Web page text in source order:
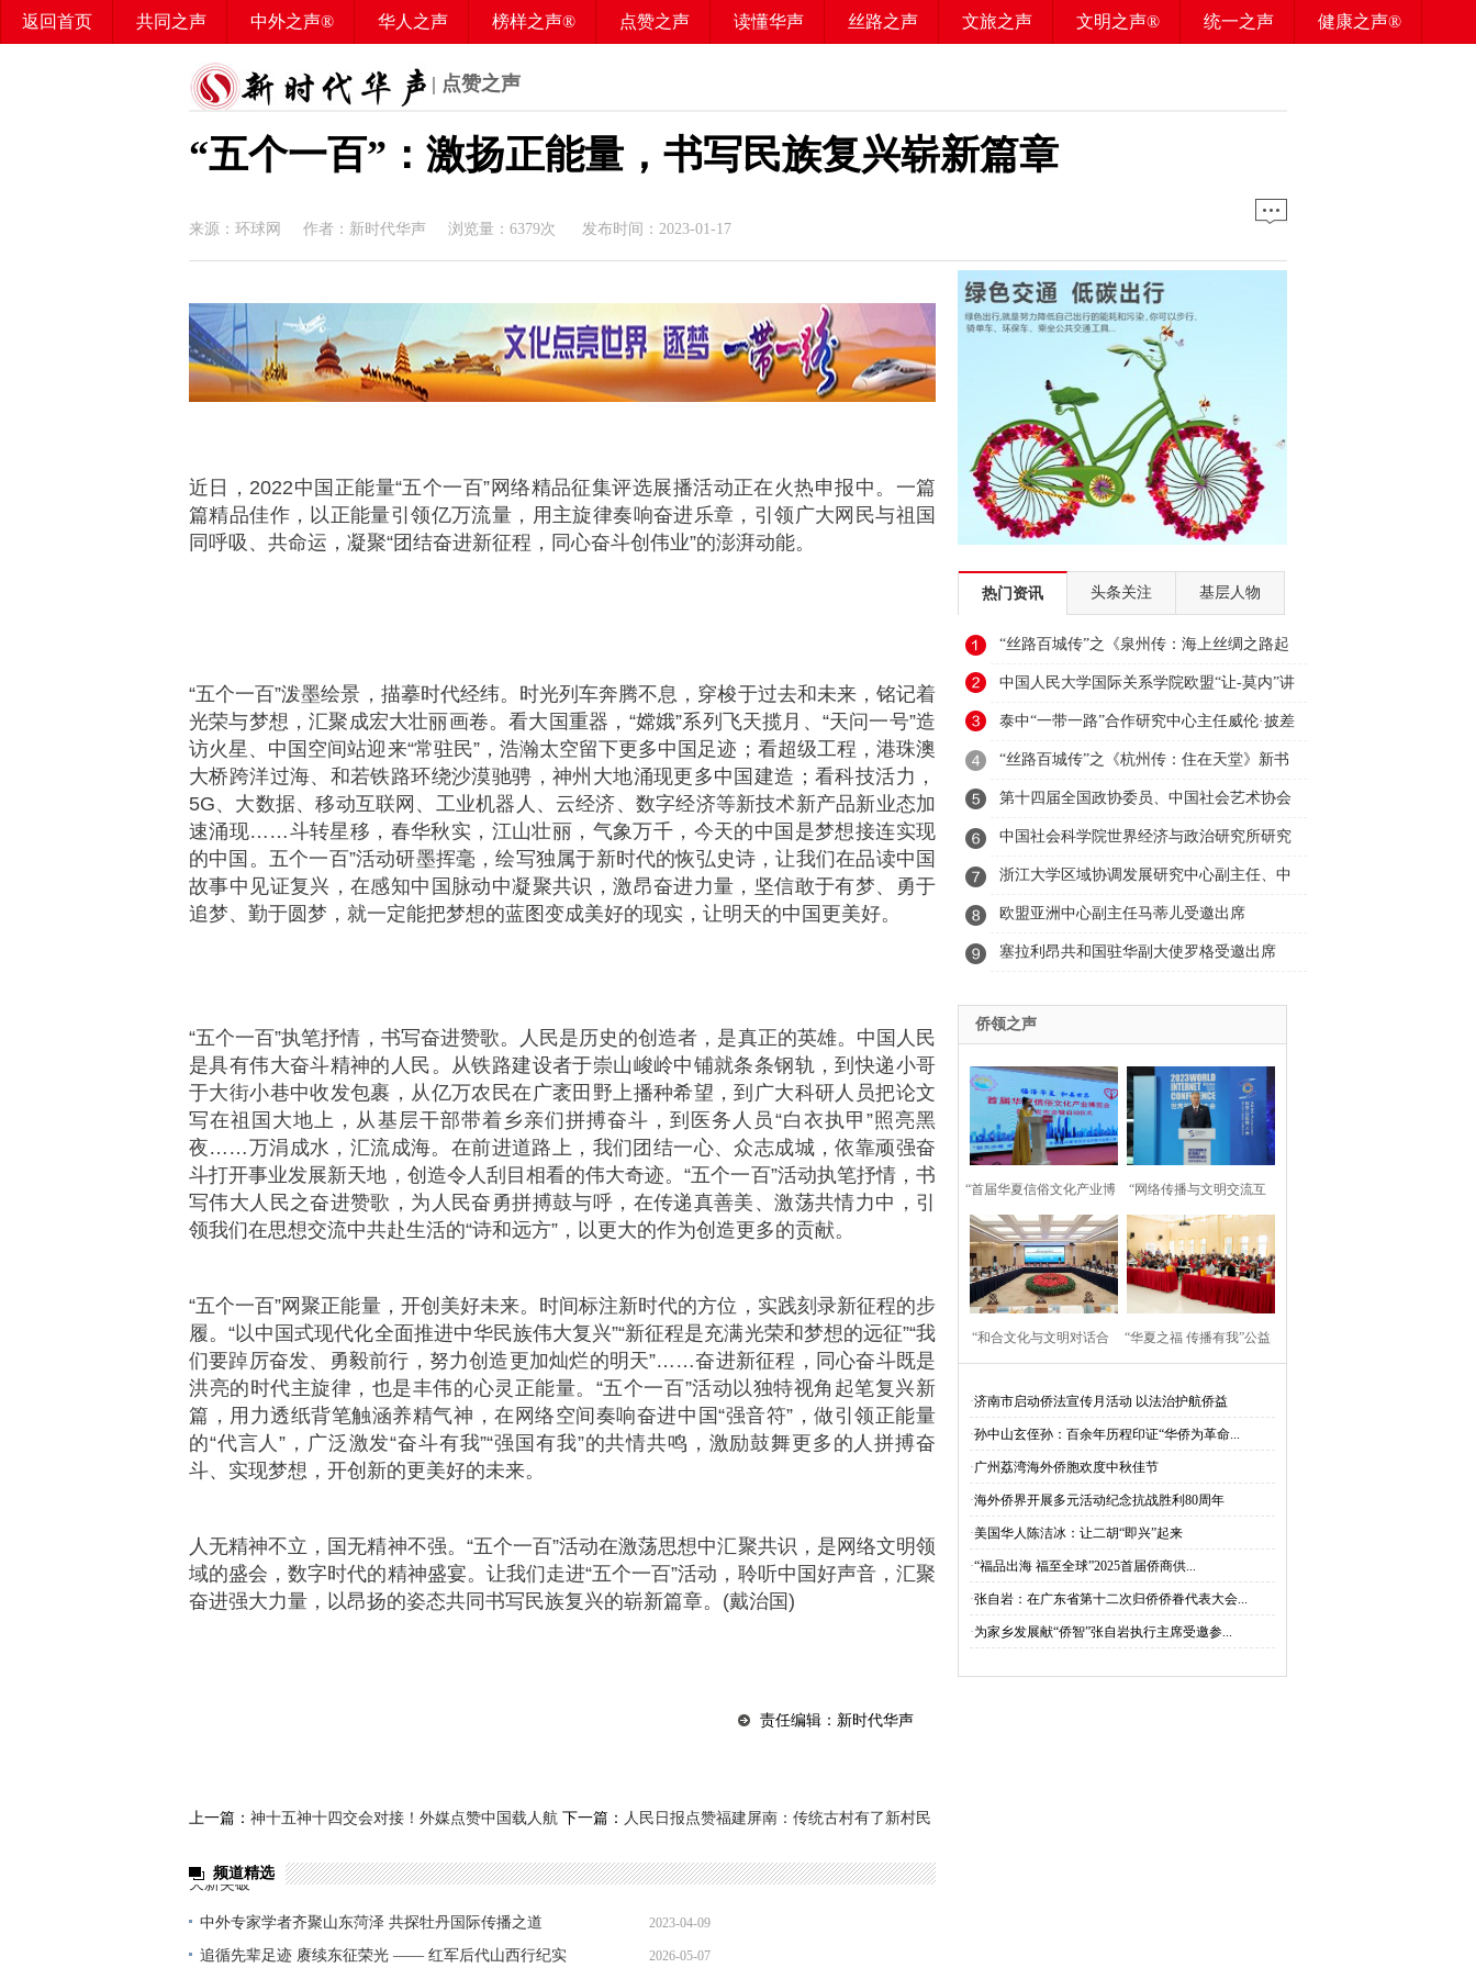
返回首页 共同之声 中外之声® 华人之声 榜样之声® 点赞之声 读懂华声 丝路之声 文旅之声 文明之声® 统一之声 健康之声®
百姓之声® 华声学堂
| 点赞之声
“五个一百”：激扬正能量，书写民族复兴崭新篇章
来源：环球网 作者：新时代华声 浏览量： 6379次 发布时间：2023-01-17
近日，2022中国正能量“五个一百”网络精品征集评选展播活动正在火热申报中。一篇
篇精品佳作，以正能量引领亿万流量，用主旋律奏响奋进乐章，引领广大网民与祖国
同呼吸、共命运，凝聚“团结奋进新征程，同心奋斗创伟业”的澎湃动能。
“五个一百”泼墨绘景，描摹时代经纬。时光列车奔腾不息，穿梭于过去和未来，铭记着
光荣与梦想，汇聚成宏大壮丽画卷。看大国重器，“嫦娥”系列飞天揽月、“天问一号”造
访火星、中国空间站迎来“常驻民”，浩瀚太空留下更多中国足迹；看超级工程，港珠澳
大桥跨洋过海、和若铁路环绕沙漠驰骋，神州大地涌现更多中国建造；看科技活力，
5G、大数据、移动互联网、工业机器人、云经济、数字经济等新技术新产品新业态加
速涌现……斗转星移，春华秋实，江山壮丽，气象万千，今天的中国是梦想接连实现
的中国。五个一百”活动研墨挥毫，绘写独属于新时代的恢弘史诗，让我们在品读中国
故事中见证复兴，在感知中国脉动中凝聚共识，激昂奋进力量，坚信敢于有梦、勇于
追梦、勤于圆梦，就一定能把梦想的蓝图变成美好的现实，让明天的中国更美好。
“五个一百”执笔抒情，书写奋进赞歌。人民是历史的创造者，是真正的英雄。中国人民
是具有伟大奋斗精神的人民。从铁路建设者于崇山峻岭中铺就条条钢轨，到快递小哥
于大街小巷中收发包裹，从亿万农民在广袤田野上播种希望，到广大科研人员把论文
写在祖国大地上，从基层干部带着乡亲们拼搏奋斗，到医务人员“白衣执甲”照亮黑
夜……万涓成水，汇流成海。在前进道路上，我们团结一心、众志成城，依靠顽强奋
斗打开事业发展新天地，创造令人刮目相看的伟大奇迹。“五个一百”活动执笔抒情，书
写伟大人民之奋进赞歌，为人民奋勇拼搏鼓与呼，在传递真善美、激荡共情力中，引
领我们在思想交流中共赴生活的“诗和远方”，以更大的作为创造更多的贡献。
“五个一百”网聚正能量，开创美好未来。时间标注新时代的方位，实践刻录新征程的步
履。“以中国式现代化全面推进中华民族伟大复兴”“新征程是充满光荣和梦想的远征”“我
们要踔厉奋发、勇毅前行，努力创造更加灿烂的明天”……奋进新征程，同心奋斗既是
洪亮的时代主旋律，也是丰伟的心灵正能量。“五个一百”活动以独特视角起笔复兴新
篇，用力透纸背笔触涵养精气神，在网络空间奏响奋进中国“强音符”，做引领正能量
的“代言人”，广泛激发“奋斗有我”“强国有我”的共情共鸣，激励鼓舞更多的人拼搏奋
斗、实现梦想，开创新的更美好的未来。
人无精神不立，国无精神不强。“五个一百”活动在激荡思想中汇聚共识，是网络文明领
域的盛会，数字时代的精神盛宴。让我们走进“五个一百”活动，聆听中国好声音，汇聚
奋进强大力量，以昂扬的姿态共同书写民族复兴的崭新篇章。(戴治国)
责任编辑：新时代华声
上一篇： 神十五神十四交会对接！外媒点赞中国载人航
天新突破
下一篇： 人民日报点赞福建屏南：传统古村有了新村民
频道精选
中外专家学者齐聚山东菏泽 共探牡丹国际传播之道 2023-04-09
追循先辈足迹 赓续东征荣光 —— 红军后代山西行纪实 2026-05-07
热门资讯 头条关注 基层人物
“丝路百城传”之《泉州传：海上丝绸之路起
点》新书首发式在泉州举行
中国人民大学国际关系学院欧盟“让-莫内”讲
席教授、国际事务研究所所长、欧盟研究中
心主任王义桅受邀出席2023“为人类造福·与
丝路对话”活动并发言
泰中“一带一路”合作研究中心主任威伦·披差
翁帕迪受邀出席2023“为人类造福·与丝路对
话”活动并发言
“丝路百城传”之《杭州传：住在天堂》新书
首发式在杭州举行
第十四届全国政协委员、中国社会艺术协会
副主席舒勇受邀出席2023“为人类造福·与丝
路对话”活动并发言
中国社会科学院世界经济与政治研究所研究
员、中国社科院大学教授薛力受邀出席
2023“为人类造福·与丝路对话”活动并发言
浙江大学区域协调发展研究中心副主任、中
国西部发展研究院常务副院长董雪兵受邀出
席2023“为人类造福·与丝路对话”活动并发言
欧盟亚洲中心副主任马蒂儿受邀出席
2023“为人类造福·与丝路对话”活动并发言
塞拉利昂共和国驻华副大使罗格受邀出席
侨领之声
“首届华夏信俗文化产业博
览会”在京启动
“网络传播与文明交流互
鉴”论坛在乌镇举行
​“和合文化与文明对话合
举行
“华夏之福 传播有我”公益
大学
·济南市启动侨法宣传月活动 以法治护航侨益
·孙中山玄侄孙：百余年历程印证“华侨为革命...
·广州荔湾海外侨胞欢度中秋佳节
·海外侨界开展多元活动纪念抗战胜利80周年
·美国华人陈洁冰：让二胡“即兴”起来
·“福品出海 福至全球”2025首届侨商供...
·张自岩：在广东省第十二次归侨侨眷代表大会...
·为家乡发展献“侨智”张自岩执行主席受邀参...